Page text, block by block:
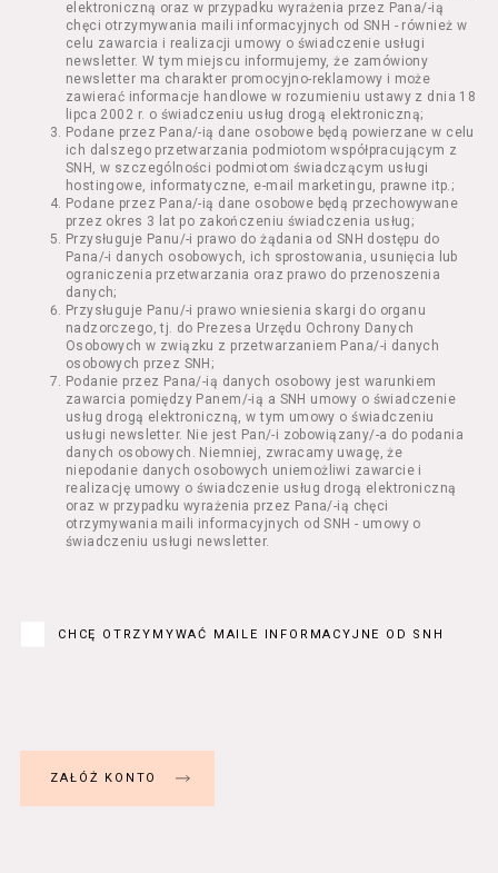
specjalny, performance, opera, koncert lub
inna podobna impreza;
Kurs – zajęcia organizowane przez
Organizatora będące przedsięwzięciem o
charakterze edukacyjnym;
Bilety – dokumenty potwierdzające zawarcie
umowy z Usługodawcą i uprawniające do
wzięcia udziału w Seansie lub w części
określonego Wydarzenia;
Karnety – zestaw określonej liczby Biletów na
poszczególne części danego Wydarzenia lub
na całe Wydarzenie, przewidziany dla danego
Wydarzenia przez Usługodawcę;
Regulamin – niniejszy regulamin.
§ 2 Postanowienia ogólne
Regulamin określa zasady:
świadczenia Usługobiorcom Usług przez
Usługodawcę, z zastrzeżeniem usług, o
których mowa w ust. 2 pkt 4 i 5 poniżej,
których zasady świadczenia w zakresie
nieuregulowanym w Regulaminie precyzują
odrębne regulaminy,
przetwarzania przez Usługodawcę danych
następujące Usługi:
nabycia Biletów i Karnetów oraz
elektroniczną oraz w przypadku wyrażenia przez Pana/-ią
chęci otrzymywania maili informacyjnych od SNH - również w
celu zawarcia i realizacji umowy o świadczenie usługi
newsletter. W tym miejscu informujemy, że zamówiony
newsletter ma charakter promocyjno-reklamowy i może
zawierać informacje handlowe w rozumieniu ustawy z dnia 18
lipca 2002 r. o świadczeniu usług drogą elektroniczną;
Podane przez Pana/-ią dane osobowe będą powierzane w celu
ich dalszego przetwarzania podmiotom współpracującym z
SNH, w szczególności podmiotom świadczącym usługi
hostingowe, informatyczne, e-mail marketingu, prawne itp.;
Podane przez Pana/-ią dane osobowe będą przechowywane
przez okres 3 lat po zakończeniu świadczenia usług;
Przysługuje Panu/-i prawo do żądania od SNH dostępu do
Pana/-i danych osobowych, ich sprostowania, usunięcia lub
ograniczenia przetwarzania oraz prawo do przenoszenia
danych;
Przysługuje Panu/-i prawo wniesienia skargi do organu
nadzorczego, tj. do Prezesa Urzędu Ochrony Danych
Osobowych w związku z przetwarzaniem Pana/-i danych
osobowych przez SNH;
Podanie przez Pana/-ią danych osobowy jest warunkiem
zawarcia pomiędzy Panem/-ią a SNH umowy o świadczenie
usług drogą elektroniczną, w tym umowy o świadczeniu
usługi newsletter. Nie jest Pan/-i zobowiązany/-a do podania
danych osobowych. Niemniej, zwracamy uwagę, że
niepodanie danych osobowych uniemożliwi zawarcie i
realizację umowy o świadczenie usług drogą elektroniczną
oraz w przypadku wyrażenia przez Pana/-ią chęci
otrzymywania maili informacyjnych od SNH - umowy o
świadczeniu usługi newsletter.
CHCĘ OTRZYMYWAĆ MAILE INFORMACYJNE OD SNH